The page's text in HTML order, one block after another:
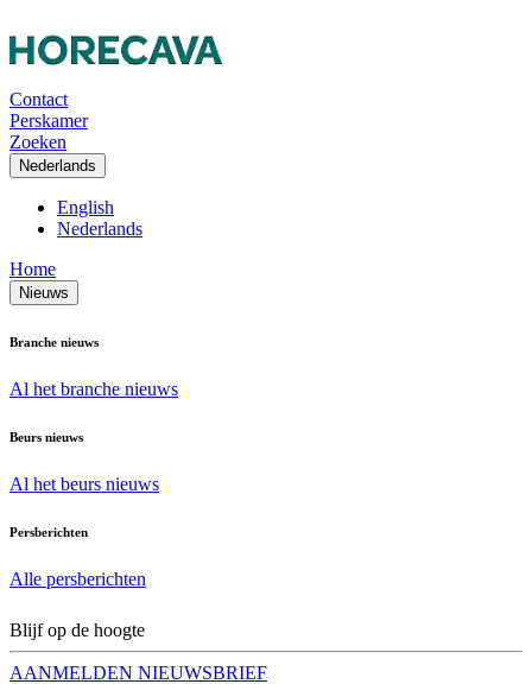
Contact
Perskamer
Zoeken
Nederlands
English
Nederlands
Home
Nieuws
Branche nieuws
Al het branche nieuws
Beurs nieuws
Al het beurs nieuws
Persberichten
Alle persberichten
Blijf op de hoogte
AANMELDEN NIEUWSBRIEF